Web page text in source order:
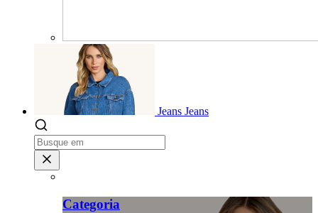
Jeans Jeans
Categoria